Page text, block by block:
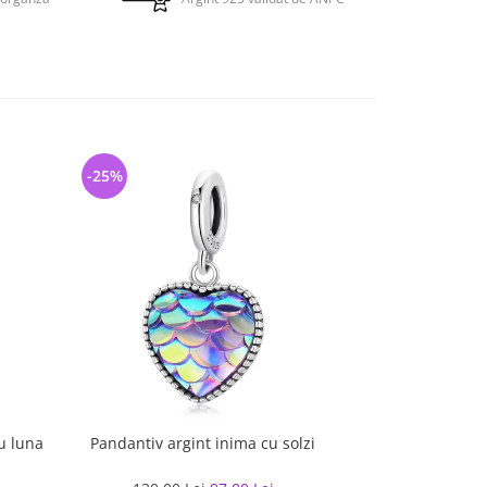
luna
Pandantiv argint inima cu solzi
-25%